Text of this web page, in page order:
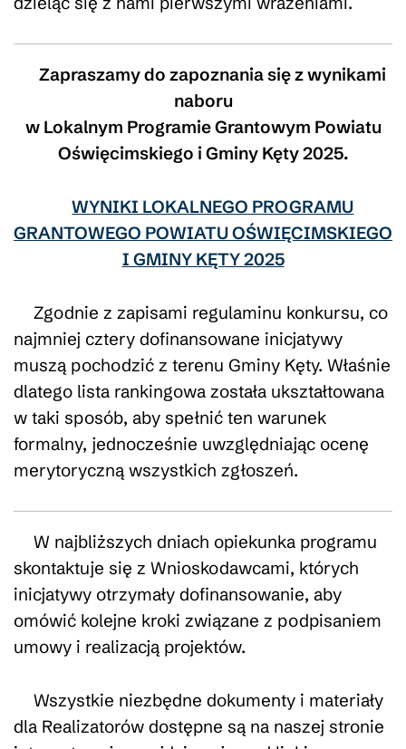
Zapraszamy do zapoznania się z wynikami
naboru
w Lokalnym Programie Grantowym Powiatu
Oświęcimskiego i Gminy Kęty 2025.
WYNIKI LOKALNEGO PROGRAMU
GRANTOWEGO POWIATU OŚWIĘCIMSKIEGO
I GMINY KĘTY 2025
Zgodnie z zapisami regulaminu konkursu, co
najmniej cztery dofinansowane inicjatywy
muszą pochodzić z terenu Gminy Kęty. Właśnie
dlatego lista rankingowa została ukształtowana
w taki sposób, aby spełnić ten warunek
formalny, jednocześnie uwzględniając ocenę
merytoryczną wszystkich zgłoszeń.
W najbliższych dniach opiekunka programu
skontaktuje się z Wnioskodawcami, których
inicjatywy otrzymały dofinansowanie, aby
omówić kolejne kroki związane z podpisaniem
umowy i realizacją projektów.
Wszystkie niezbędne dokumenty i materiały
dla Realizatorów dostępne są na naszej stronie